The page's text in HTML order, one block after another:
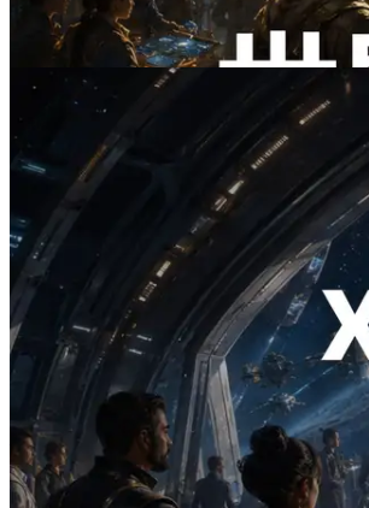
この記事を読む
2026.07.04
ERPC、x402 決済対応の
公開 — AI エージェントが
にその場で支払う時代の